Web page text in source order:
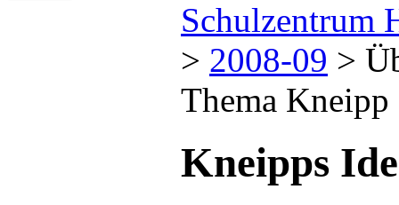
Schulzentrum
> 2008-09 >
Thema
Kneipps